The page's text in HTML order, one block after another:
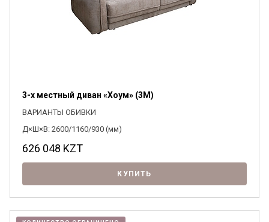
3-х местный диван «Хоум» (3M)
ВАРИАНТЫ ОБИВКИ
Д×Ш×В: 2600/1160/930 (мм)
626 048 KZT
КУПИТЬ